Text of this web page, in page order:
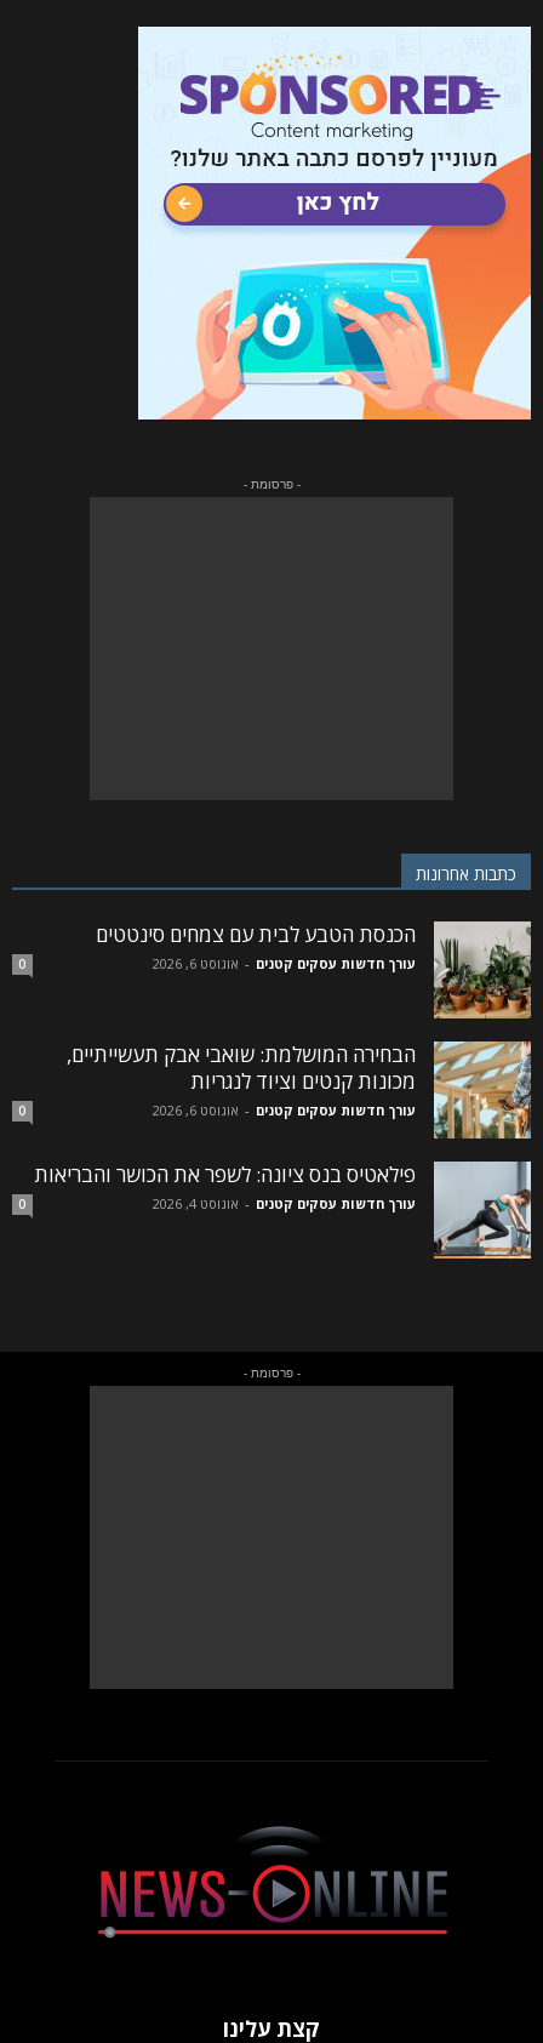
- פרסומת -
כתבות אחרונות
הכנסת הטבע לבית עם צמחים סינטטים
עורך חדשות עסקים קטנים - אוגוסט 6, 2026 0
הבחירה המושלמת: שואבי אבק תעשייתיים,
מכונות קנטים וציוד לנגריות
עורך חדשות עסקים קטנים - אוגוסט 6, 2026 0
פילאטיס בנס ציונה: לשפר את הכושר והבריאות
עורך חדשות עסקים קטנים - אוגוסט 4, 2026 0
- פרסומת -
קצת עלינו